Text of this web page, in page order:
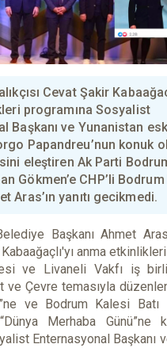
Cevat Şakir
programına Sosyalist
Başkanı ve Yunanistan
Papandreu’nun konuk
eleştiren Ak Parti
Gökmen’e CHP’li
Aras’ın yanıtı gecikmedi.
Başkanı Ahmet
anma
ve Livaneli Vakfı iş
ve Çevre temasıyla
ve Bodrum Kalesi Batı
Merhaba Günü”ne
Enternasyonal Başkanı